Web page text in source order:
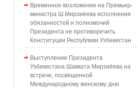
Временное возложение на Премьер-
министра Ш.Мирзиёева исполнения
обязанностей и полномочий
Президента не противоречить
Конституции Республики Узбекистан
Выступление Президента
Узбекистана Шавката Мирзиёева на
встрече, посвященной
Международному женскому дню